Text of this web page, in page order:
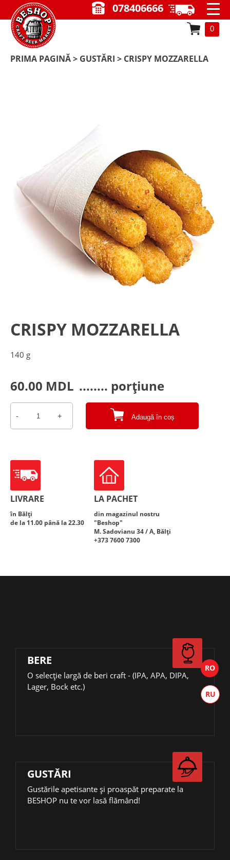
078406666
0
PRIMA PAGINĂ> GUSTĂRI > CRISPY MOZZARELLA
CRISPY MOZZARELLA
140 g
60.00 MDL ........ porțiune
Cantitate
- + Adaugă în coș
LIVRARE
în Bălți
de la 11.00 până la 22.30
LA PACHET
din magazinul nostru
"Beshop"
M. Sadovianu 34 / A, Bălți
+373 7600 7300
BERE
О selecție largă de beri craft - (IPA, APA, DIPA,
Lager, Bock etc.)
GUSTĂRI
Gustările apetisante și proaspăt preparate la
BESHOP nu te vor lasă flămând!